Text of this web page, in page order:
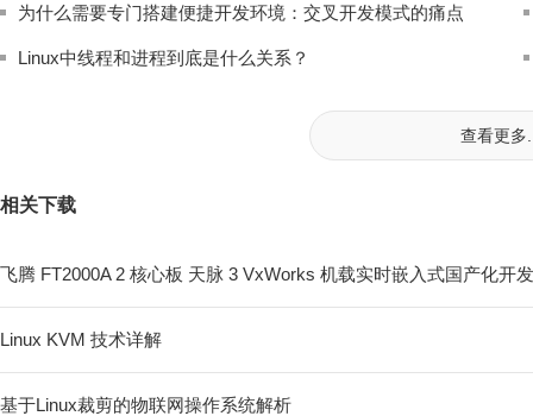
为什么需要专门搭建便捷开发环境：交叉开发模式的痛点
Linux中线程和进程到底是什么关系？
查看更多
相关下载
飞腾 FT2000A 2 核心板 天脉 3 VxWorks 机载实时嵌入式国产化开
Linux KVM 技术详解
基于Linux裁剪的物联网操作系统解析